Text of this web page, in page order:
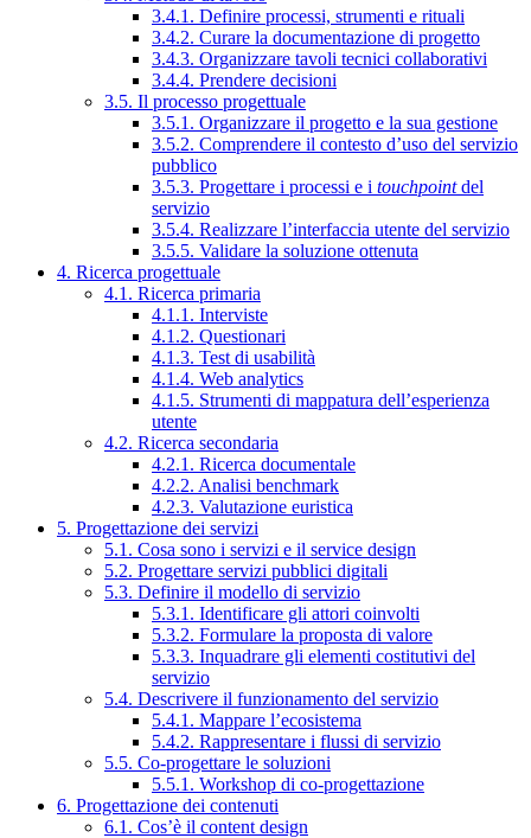
3.4.1. Definire processi, strumenti e rituali
3.4.2. Curare la documentazione di progetto
3.4.3. Organizzare tavoli tecnici collaborativi
3.4.4. Prendere decisioni
3.5. Il processo progettuale
3.5.1. Organizzare il progetto e la sua gestione
3.5.2. Comprendere il contesto d’uso del servizio
pubblico
3.5.3. Progettare i processi e i touchpointdel
servizio
3.5.4. Realizzare l’interfaccia utente del servizio
3.5.5. Validare la soluzione ottenuta
4. Ricerca progettuale
4.1. Ricerca primaria
4.1.1. Interviste
4.1.2. Questionari
4.1.3. Test di usabilità
4.1.4. Web analytics
4.1.5. Strumenti di mappatura dell’esperienza
utente
4.2. Ricerca secondaria
4.2.1. Ricerca documentale
4.2.2. Analisi benchmark
4.2.3. Valutazione euristica
5. Progettazione dei servizi
5.1. Cosa sono i servizi e il service design
5.2. Progettare servizi pubblici digitali
5.3. Definire il modello di servizio
5.3.1. Identificare gli attori coinvolti
5.3.2. Formulare la proposta di valore
5.3.3. Inquadrare gli elementi costitutivi del
servizio
5.4. Descrivere il funzionamento del servizio
5.4.1. Mappare l’ecosistema
5.4.2. Rappresentare i flussi di servizio
5.5. Co-progettare le soluzioni
5.5.1. Workshop di co-progettazione
6. Progettazione dei contenuti
6.1. Cos’è il content design